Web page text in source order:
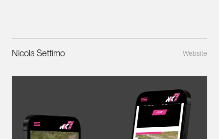
Nicola Settimo Website